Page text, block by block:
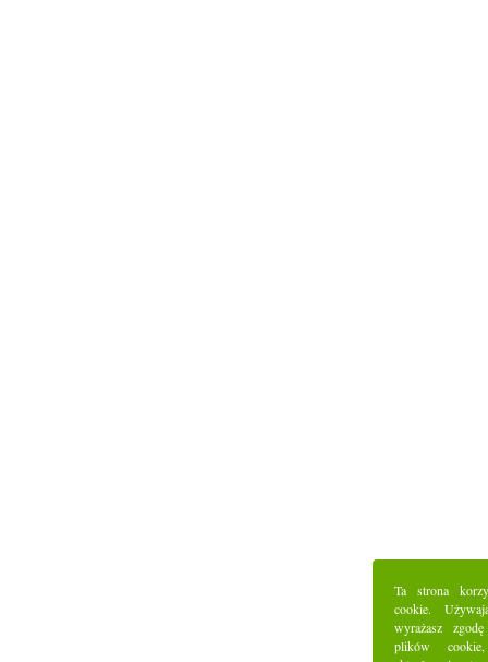
Ta strona
cookie.
wyrażasz
plików